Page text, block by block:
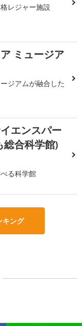
レジャー施設
ミュージア
ジアムが融合した
エンスパー
総合科学館)
る科学館
キング